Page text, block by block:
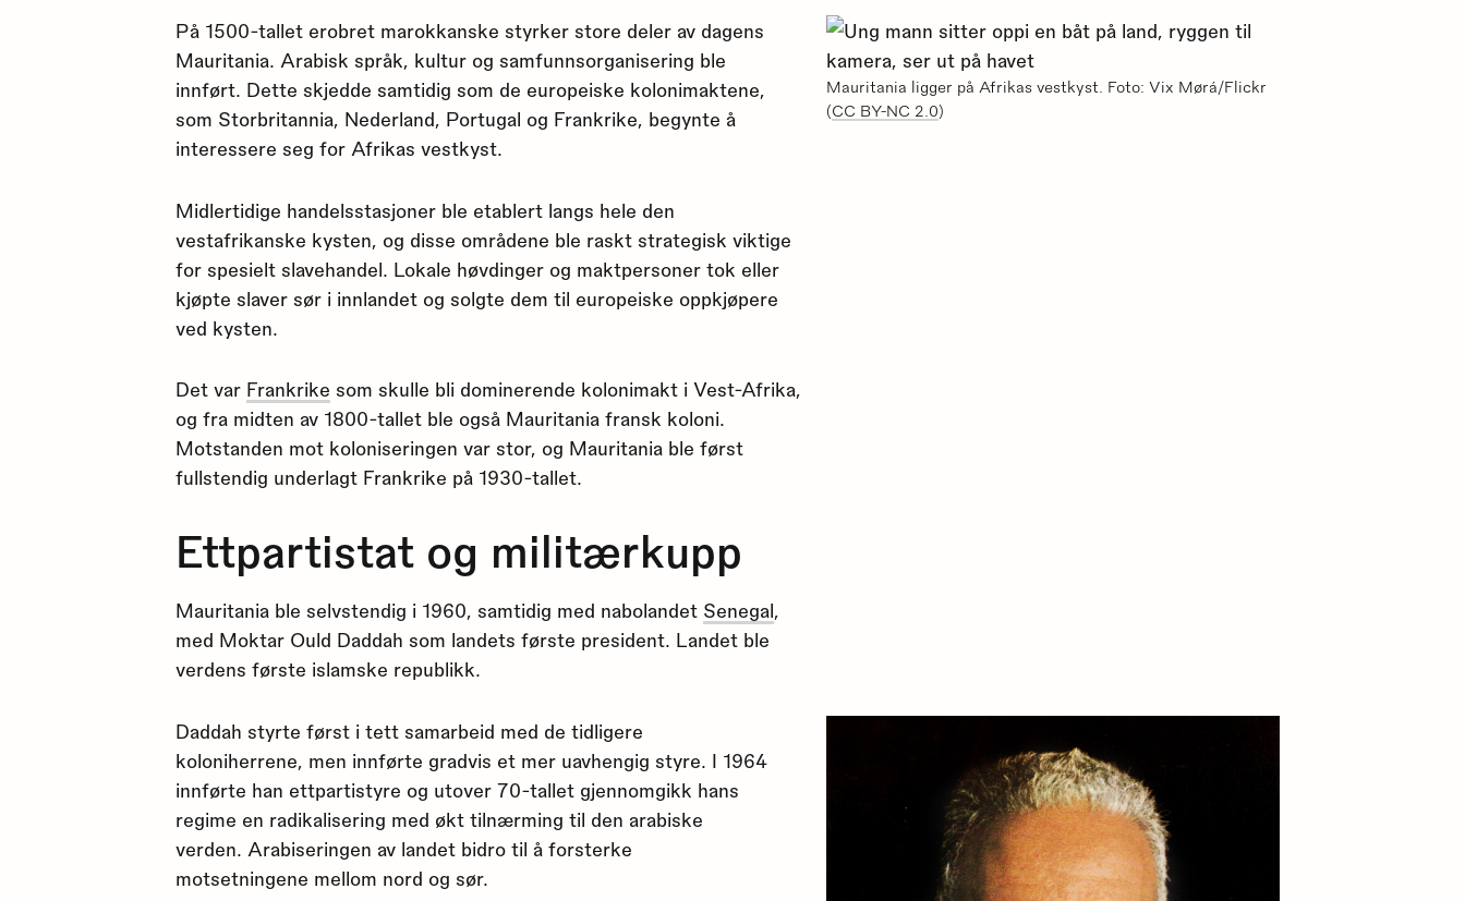
Mauritania ligger på Afrikas vestkyst. Foto: Vix Mørá/Flickr
(CC BY-NC 2.0)
På 1500-tallet erobret marokkanske styrker store deler av dagens
Mauritania. Arabisk språk, kultur og samfunnsorganisering ble
innført. Dette skjedde samtidig som de europeiske kolonimaktene,
som Storbritannia, Nederland, Portugal og Frankrike, begynte å
interessere seg for Afrikas vestkyst.
Midlertidige handelsstasjoner ble etablert langs hele den
vestafrikanske kysten, og disse områdene ble raskt strategisk viktige
for spesielt slavehandel. Lokale høvdinger og maktpersoner tok eller
kjøpte slaver sør i innlandet og solgte dem til europeiske oppkjøpere
ved kysten.
Det var Frankrike som skulle bli dominerende kolonimakt i Vest-Afrika,
og fra midten av 1800-tallet ble også Mauritania fransk koloni.
Motstanden mot koloniseringen var stor, og Mauritania ble først
fullstendig underlagt Frankrike på 1930-tallet.
Ettpartistat og militærkupp
Mauritania ble selvstendig i 1960, samtidig med nabolandet Senegal
med Moktar Ould Daddah som landets første president. Landet ble
verdens første islamske republikk.
Daddah styrte først i tett samarbeid med de tidligere
koloniherrene, men innførte gradvis et mer uavhengig styre. I 1964
innførte han ettpartistyre og utover 70-tallet gjennomgikk hans
regime en radikalisering med økt tilnærming til den arabiske
verden. Arabiseringen av landet bidro til å forsterke
motsetningene mellom nord og sør.